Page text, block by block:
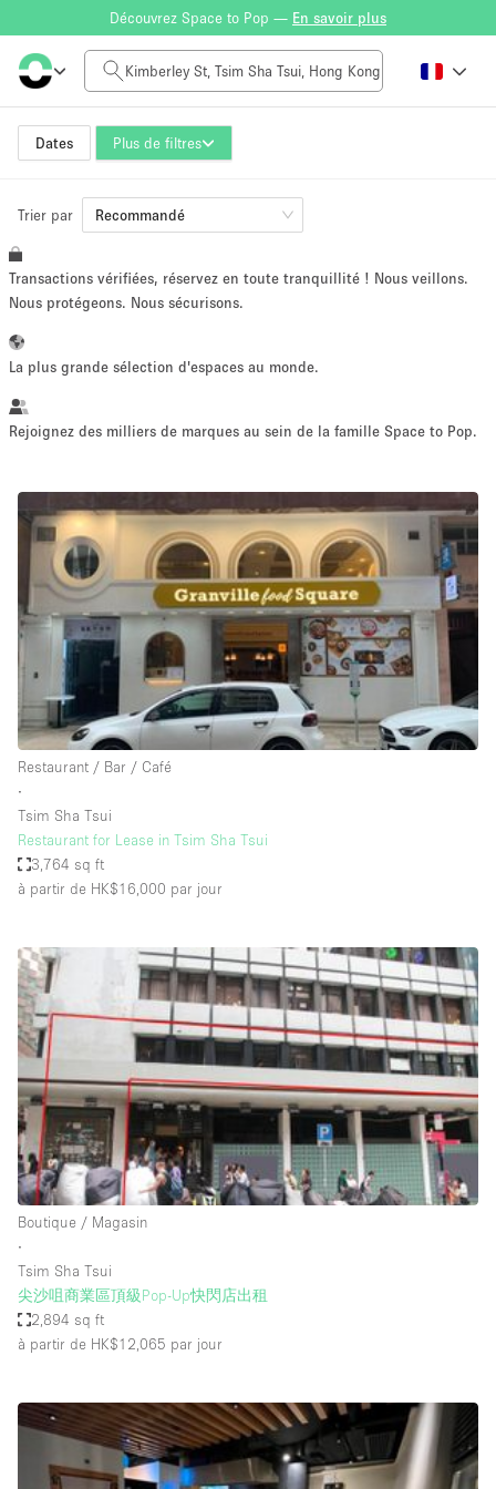
Découvrez Space to Pop — En savoir plus
Dates Plus de filtres
Tarif à la journée
HK$0
Taille de l'espace
~ 13 personnes
Vente au
détail
Showroom Événement Art Alimentation
Séance de
photo
Conférence Réunion Bureaux
Local
Commercial
Partagé
Type de l'espace
Atelier
Autre
Boutique / Magasin
Boutique en Partage
Camion / Fourgon
Commerce
Container
Entrepôt / Espace Stockage / Box
Espace Atypique / Unique
Espace Publicitaire
Espace Événementiel
Kiosque / Stand / Corner
Lobby / Accueil
Trier par Recommandé
Transactions vérifiées, réservez en toute tranquillité ! Nous veillons.
Nous protégeons. Nous sécurisons.
La plus grande sélection d'espaces au monde.
Rejoignez des milliers de marques au sein de la famille Space to Pop.
Restaurant / Bar / Café
∙
Tsim Sha Tsui
Restaurant for Lease in Tsim Sha Tsui
3,764 sq ft
à partir de HK$16,000 par jour
Boutique / Magasin
∙
Tsim Sha Tsui
尖沙咀商業區頂級Pop-Up快閃店出租
2,894 sq ft
à partir de HK$12,065 par jour